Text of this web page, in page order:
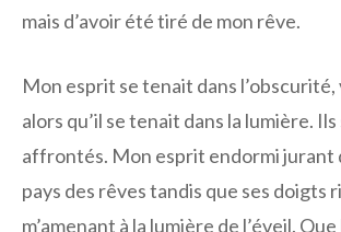
mais d’avoir été tiré de mon rêve.
Mon esprit se tenait dans
alors qu’il se tenait dans la lumière.
affrontés. Mon esprit endormi jurant
pays des rêves tandis que ses doigts
m’amenant à la lumière de l’éveil.